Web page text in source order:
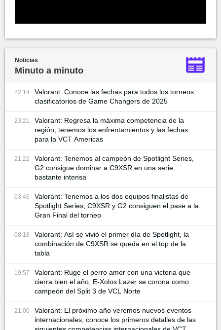
Noticias
Minuto a minuto
22:14
Valorant: Conoce las fechas para todos los torneos
clasificatorios de Game Changers de 2025
23:21
Valorant: Regresa la máxima competencia de la
región, tenemos los enfrentamientos y las fechas
para la VCT Americas
21:22
Valorant: Tenemos al campeón de Spotlight Series,
G2 consigue dominar a C9XSR en una serie
bastante intensa
03:46
Valorant: Tenemos a los dos equipos finalistas de
Spotlight Series, C9XSR y G2 consiguen el pase a la
Gran Final del torneo
08:18
Valorant: Así se vivió el primer día de Spotlight, la
combinación de C9XSR se queda en el top de la
tabla
19:57
Valorant: Ruge el perro amor con una victoria que
cierra bien el año, E-Xolos Lazer se corona como
campeón del Split 3 de VCL Norte
21:00
Valorant: El próximo año veremos nuevos eventos
internacionales, conoce los primeros detalles de las